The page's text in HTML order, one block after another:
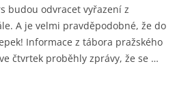
budou odvracet vyřazení z
A je velmi pravděpodobné, že do
Informace z tábora pražského
čtvrtek proběhly zprávy, že se …